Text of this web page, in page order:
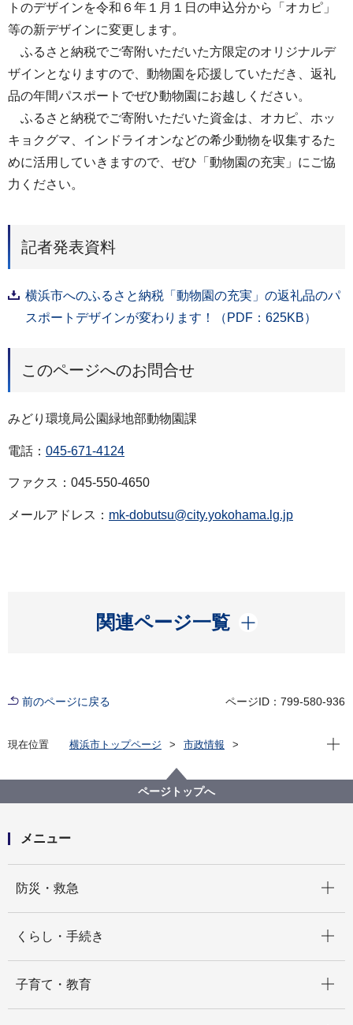
トのデザインを令和６年１月１日の申込分から「オカピ」
等の新デザインに変更します。
ふるさと納税でご寄附いただいた方限定のオリジナルデ
ザインとなりますので、動物園を応援していただき、返礼
品の年間パスポートでぜひ動物園にお越しください。
ふるさと納税でご寄附いただいた資金は、オカピ、ホッ
キョクグマ、インドライオンなどの希少動物を収集するた
めに活用していきますので、ぜひ「動物園の充実」にご協
力ください。
記者発表資料
横浜市へのふるさと納税「動物園の充実」の返礼品のパ
スポートデザインが変わります！（PDF：625KB）
このページへのお問合せ
みどり環境局公園緑地部動物園課
電話： 045-671-4124
ファクス：045-550-4650
メールアドレス： mk-dobutsu@city.yokohama.lg.jp
関連ページ一覧
開く
前のページに戻る ページID：799-580-936
現在位置 横浜市トップページ
市政情報
横浜市へのふるさと納税「動物園の充実」の返礼品の
パスポートデザインが変わります！
現在
ページトップへ
メニュー
防災・救急
くらし・手続き
子育て・教育